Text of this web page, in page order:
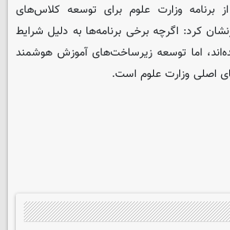
برنامه وزارت علوم برای توسعه کلاس‌های
کرد: اگرچه برخی برنامه‌ها به دلیل شرایط
اما توسعه زیرساخت‌های آموزش هوشمند
اصلی وزارت علوم است.